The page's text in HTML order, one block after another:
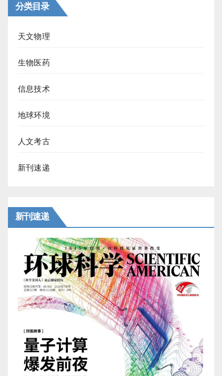
分类目录
天文物理
生物医药
信息技术
地球环境
人文考古
新刊速递
新刊速递